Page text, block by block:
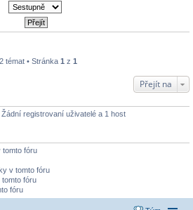
témat • Stránka 1 z 1
Přejít na
registrovaní uživatelé a 1 host
tomto fóru
v tomto fóru
fóru
fóru